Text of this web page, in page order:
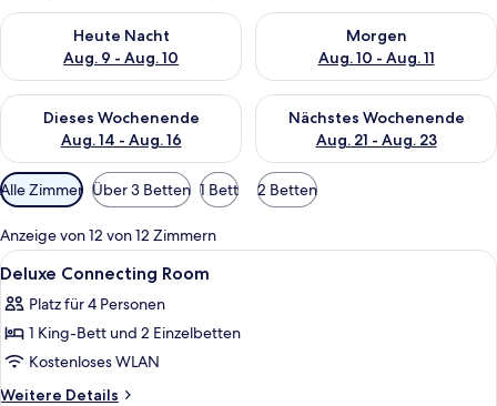
Heute Nacht
Aug. 9 - Aug. 10
Überprüfe die Verfügbarkeit für heute Nacht, Aug. 9 - Aug.
Morgen
Aug. 10 - Aug. 11
Überprüfe die Verfügbarkeit
Dieses Wochenende
Aug. 14 - Aug. 16
Überprüfe die Verfügbarkeit für dieses Wochenende, Aug. 14
Nächstes Wochenende
Aug. 21 - Aug. 23
Überprüfe die Verfügbarkeit
Verfügbare
Filter
für
Zimmer
Alle Zimmer Über 3 Betten 1 Bett 2 Betten
Anzeige von 12 von 12 Zimmern
Alle
Fotos
für
Deluxe
Connecting
Room
Ein modernes Badezimmer mit
5
Deluxe Connecting Room
Platz für 4 Personen
1 King-Bett und 2 Einzelbetten
Kostenloses WLAN
Weitere Details
Weitere